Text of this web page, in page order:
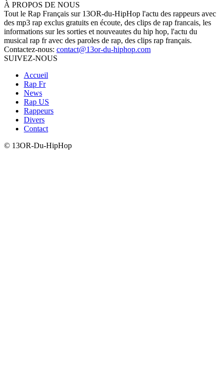
À PROPOS DE NOUS
Tout le Rap Français sur 13OR-du-HipHop l'actu des rappeurs avec
des mp3 rap exclus gratuits en écoute, des clips de rap francais, les
informations sur les sorties et nouveautes du hip hop, l'actu du
musical rap fr avec des paroles de rap, des clips rap français.
Contactez-nous: contact@13or-du-hiphop.com
SUIVEZ-NOUS
Accueil
Rap Fr
News
Rap US
Rappeurs
Divers
Contact
© 13OR-Du-HipHop